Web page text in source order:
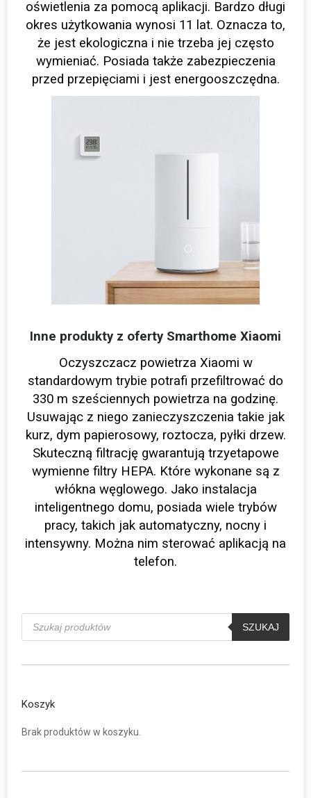
oświetlenia za pomocą aplikacji. Bardzo długi
okres użytkowania wynosi 11 lat. Oznacza to,
że jest ekologiczna i nie trzeba jej często
wymieniać. Posiada także zabezpieczenia
przed przepięciami i jest energooszczędna.
Inne produkty z oferty Smarthome Xiaomi
Oczyszczacz powietrza Xiaomi w
standardowym trybie potrafi przefiltrować do
330 m sześciennych powietrza na godzinę.
Usuwając z niego zanieczyszczenia takie jak
kurz, dym papierosowy, roztocza, pyłki drzew.
Skuteczną filtrację gwarantują trzyetapowe
wymienne filtry HEPA. Które wykonane są z
włókna węglowego. Jako instalacja
inteligentnego domu, posiada wiele trybów
pracy, takich jak automatyczny, nocny i
intensywny. Można nim sterować aplikacją na
telefon.
Wyszukiwarka
produktów
SZUKAJ
Koszyk
Brak produktów w koszyku.